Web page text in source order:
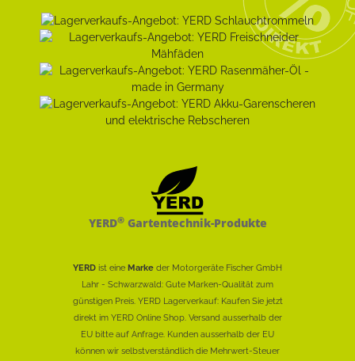
YERD®Gartentechnik-Produkte
YERD ist eine Marke der Motorgeräte Fischer GmbH
Lahr - Schwarzwald: Gute Marken-Qualität zum
günstigen Preis. YERD Lagerverkauf: Kaufen Sie jetzt
direkt im YERD Online Shop. Versand ausserhalb der
EU bitte auf Anfrage. Kunden ausserhalb der EU
können wir selbstverständlich die Mehrwert-Steuer